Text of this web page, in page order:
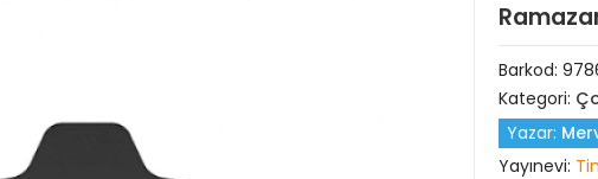
Barkod:
Kategori:
Yazar:
Yayınevi: